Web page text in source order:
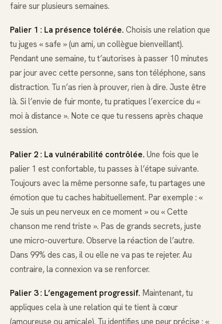
faire sur plusieurs semaines.
Palier 1 : La présence tolérée. Choisis une relation que
tu juges « safe » (un ami, un collègue bienveillant).
Pendant une semaine, tu t’autorises à passer 10 minutes
par jour avec cette personne, sans ton téléphone, sans
distraction. Tu n’as rien à prouver, rien à dire. Juste être
là. Si l’envie de fuir monte, tu pratiques l’exercice du «
moi à distance ». Note ce que tu ressens après chaque
session.
Palier 2 : La vulnérabilité contrôlée. Une fois que le
palier 1 est confortable, tu passes à l’étape suivante.
Toujours avec la même personne safe, tu partages une
émotion que tu caches habituellement. Par exemple : «
Je suis un peu nerveux en ce moment » ou « Cette
chanson me rend triste ». Pas de grands secrets, juste
une micro-ouverture. Observe la réaction de l’autre.
Dans 99% des cas, il ou elle ne va pas te rejeter. Au
contraire, la connexion va se renforcer.
Palier 3 : L’engagement progressif. Maintenant, tu
appliques cela à une relation qui te tient à cœur
(amoureuse ou amicale). Tu identifies une peur précise : «